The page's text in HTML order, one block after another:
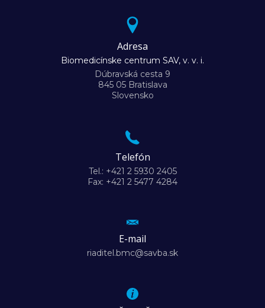
Adresa
Biomedicínske centrum SAV, v. v. i.
Dúbravská cesta 9
845 05 Bratislava
Slovensko
Telefón
Tel.: +421 2 5930 2405
Fax: +421 2 5477 4284
E-mail
riaditel.bmc@savba.sk